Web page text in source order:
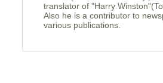
translator of "Harry
Also he is a contributor to
various publications.